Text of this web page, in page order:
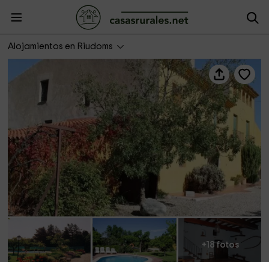
Alojamientos en Riudoms
+18 fotos